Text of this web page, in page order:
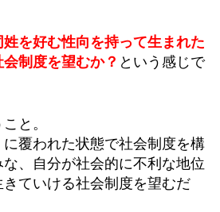
姓を好む性向を持って生まれた
制度を望むか？ という感じで
と。
に覆われた状態で社会制度を構
、自分が社会的に不利な地位
ていける社会制度を望むだ